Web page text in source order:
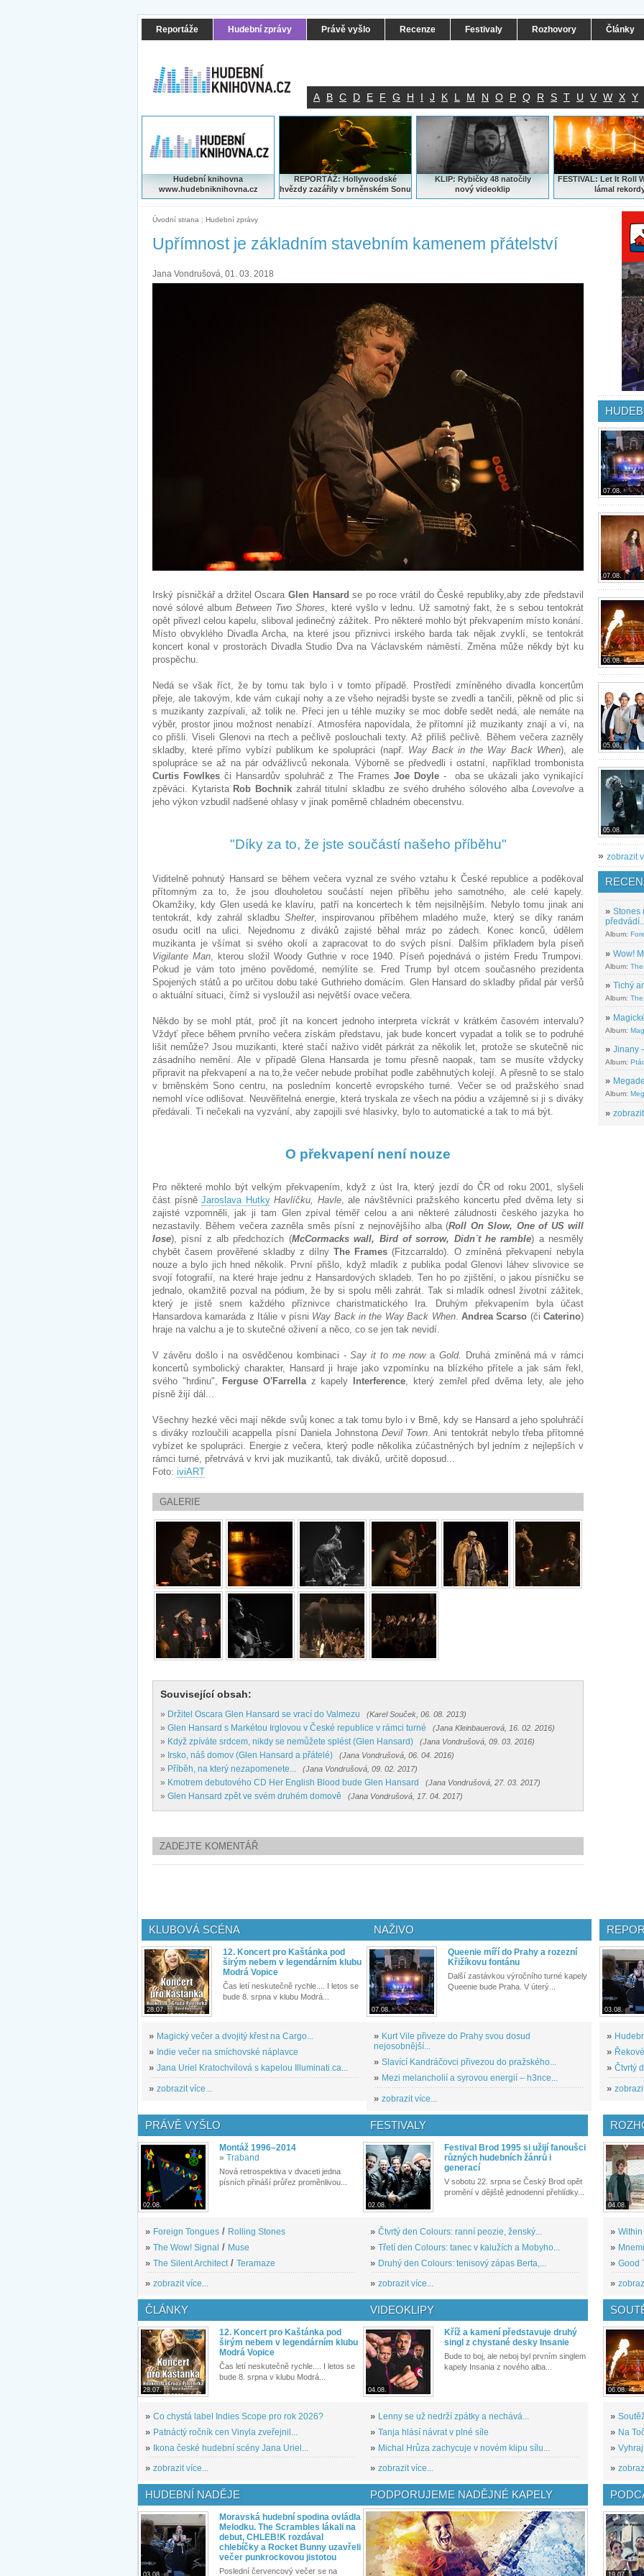
Reportáže Hudební zprávy Právě vyšlo Recenze Festivaly Rozhovory Články
A B C D E F G H I J K L M N O P Q R S T U V W X Y
Hudební knihovna
www.hudebniknihovna.cz
REPORTÁŽ: Hollywoodské
hvězdy zazářily v brněnském Sonu
KLIP: Rybičky 48 natočily
nový videoklip
FESTIVAL: Let It Roll
lámal
Úvodní strana | Hudební zprávy
Upřímnost je základním stavebním kamenem přátelství
Jana Vondrušová, 01. 03. 2018
Irský písničkář a držitel Oscara Glen Hansard se po roce vrátil do České republiky,aby zde představil
nové sólové album Between Two Shores, které vyšlo v lednu. Už samotný fakt, že s sebou tentokrát
opět přivezl celou kapelu, sliboval jedinečný zážitek. Pro některé mohlo být překvapením místo konání.
Místo obvyklého Divadla Archa, na které jsou příznivci irského barda tak nějak zvyklí, se tentokrát
koncert konal v prostorách Divadla Studio Dva na Václavském náměstí. Změna může někdy být ku
prospěchu.
Nedá se však říct, že by tomu tak bylo i v tomto případě. Prostředí zmíněného divadla koncertům
přeje, ale takovým, kde vám cukají nohy a ze všeho nejradši byste se zvedli a tančili, pěkně od plic si
s muzikanty zazpívali, až tolik ne. Přeci jen u téhle muziky se moc dobře sedět nedá, ale nemáte na
výběr, prostor jinou možnost nenabízí. Atmosféra napovídala, že přítomní již muzikanty znají a ví, na
co přišli. Viseli Glenovi na rtech a pečlivě poslouchali texty. Až příliš pečlivě. Během večera zazněly
skladby, které přímo vybízí publikum ke spolupráci (např. Way Back in the Way Back When), ale
spolupráce se až na pár odvážlivců nekonala. Výborně se předvedli i ostatní, například trombonista
Curtis Fowlkesči Hansardův spoluhráč z The Frames Joe Doyle- oba se ukázali jako vynikající
zpěváci. Kytarista Rob Bochnik zahrál titulní skladbu ze svého druhého sólového albaLovevolve a
jeho výkon vzbudil nadšené ohlasy v jinak poměrně chladném obecenstvu.
"Díky za to, že jste součástí našeho příběhu"
Viditelně pohnutý Hansard se během večera vyznal ze svého vztahu k České republice a poděkoval
přítomným za to, že jsou dlouholetou součástí nejen příběhu jeho samotného, ale celé kapely.
Okamžiky, kdy Glen usedá ke klavíru, patří na koncertech k těm nejsilnějším. Nebylo tomu jinak ani
tentokrát, kdy zahrál skladbuShelter, inspirovanou příběhem mladého muže, který se díky ranám
osudu ocitl na ulici. Nejednomu z diváků zajisté běhal mráz po zádech. Konec konců, údělem
muzikanta je všímat si svého okolí a zapracovat to do svých písní. Dalším příkladem byla píseň
Vigilante Man, kterou složil Woody Guthrie v roce 1940. Píseň pojednává o jistém Fredu Trumpovi.
Pokud je vám toto jméno povědomé, nemýlíte se. Fred Trump byl otcem současného prezidenta
Spojených států a po určitou dobu také Guthrieho domácím. Glen Hansard do skladby přidal pár veršů
o aktuální situaci, čímž si vysloužil asi největší ovace večera.
Někdo by se mohl ptát, proč jít na koncert jednoho interpreta víckrát v krátkém časovém intervalu?
Vždyť přece během prvního večera získám představu, jak bude koncert vypadat a tolik se to podruhé
lišit nemůže? Jsou muzikanti, které stačí naživo vidět párkrát za několik let, protože se skutečně nic
zásadního nemění. Ale v případě Glena Hansarda je tomu přesně naopak, tam se musíte vždycky
připravit na překvapení a na to,že večer nebude probíhat podle zaběhnutých kolejí. A přesně to se stalo
v brněnském Sono centru, na posledním koncertě evropského turné. Večer se od pražského snad
nemohl více odlišovat. Neuvěřitelná energie, která tryskala ze všech na pódiu a vzájemně si ji s diváky
předávali. Ti nečekali na vyzvání, aby zapojili své hlasivky, bylo to automatické a tak to má být.
O překvapení není nouze
Pro některé mohlo být velkým překvapením, když z úst Ira, který jezdí do ČR od roku 2001, slyšeli
část písněJaroslava Hutky Havlíčku, Havle, ale návštěvníci pražského koncertu před dvěma lety si
zajisté vzpomněli, jak ji tam Glen zpíval téměř celou a ani některé záludnosti českého jazyka ho
nezastavily. Během večera zazněla směs písní z nejnovějšího alba (Roll On Slow, One of US will
lose), písní z alb předchozích (McCormacks wall, Bird of sorrow, Didn´t he ramble) a nesměly
chybět časem prověřené skladby z dílny The Frames (Fitzcarraldo). O zmíněná překvapení nebyla
nouze a bylo jich hned několik. První přišlo, když mladík z publika podal Glenovi láhev slivovice se
svojí fotografií, na které hraje jednu z Hansardových skladeb. Ten ho po zjištění, o jakou písničku se
jednalo, okamžitě pozval na pódium, že by si spolu měli zahrát. Tak si mladík odnesl životní zážitek,
který je jistě snem každého příznivce charistmatického Ira. Druhým překvapením byla účast
Hansardova kamaráda z Itálie v písni Way Back in the Way Back When. Andrea Scarso (či Caterino)
hraje na valchu a je to skutečné oživení a něco, co se jen tak nevidí.
V závěru došlo i na osvědčenou kombinaci -Say it to me nowaGold.
Druhá zmíněná má v rámci
koncertů symbolický charakter, Hansard ji hraje jako vzpomínku na blízkého přítele a jak sám řekl,
svého "hrdinu", Ferguse O'Farrellaz kapely Interference, který zemřel před dvěma lety, ale jeho
písně žijí dál...
Všechny hezké věci mají někde svůj konec a tak tomu bylo i v Brně, kdy se Hansard a jeho spoluhráčí
s diváky rozloučili acappella písní Daniela JohnstonaDevil Town. Ani tentokrát nebylo třeba přítomné
vybízet ke spolupráci. Energie z večera, který podle několika zúčastněných byl jedním z nejlepších v
rámci turné, přetrvává v krvi jak muzikantů, tak diváků, určitě doposud...
Foto: iviART
GALERIE
Související obsah:
» Držitel Oscara Glen Hansard se vrací do Valmezu (Karel Souček, 06. 08. 2013)
» Glen Hansard s Markétou Irglovou v České republice v rámci turné (Jana Kleinbauerová, 16. 02. 2016)
» Když zpíváte srdcem, nikdy se nemůžete splést (Glen Hansard) (Jana Vondrušová, 09. 03. 2016)
» Irsko, náš domov (Glen Hansard a přátelé) (Jana Vondrušová, 06. 04. 2016)
» Příběh, na který nezapomenete... (Jana Vondrušová, 09. 02. 2017)
» Kmotrem debutového CD Her English Blood bude Glen Hansard (Jana Vondrušová, 27. 03. 2017)
» Glen Hansard zpět ve svém druhém domově (Jana Vondrušová, 17. 04. 2017)
ZADEJTE KOMENTÁŘ
07.08.
07.08.
06.08.
05.08.
05.08.
» zobrazit
» Stones
Album:
» Wow!
Album:
» Tichý
Album:
»
Album:
» Jinany
Album:
»
Album:
»
KLUBOVÁ SCÉNA
28.07.
12. Koncert pro Kaštánka pod
širým nebem v legendárním klubu
Modrá Vopice
Čas letí neskutečně rychle.... I letos se
bude 8. srpna v klubu Modrá...
» Magický večer a dvojitý křest na Cargo...
» Indie večer na smíchovské náplavce
» Jana Uriel Kratochvílová s kapelou Illuminati.ca...
» zobrazit více...
NAŽIVO
07.08.
Queenie míří do Prahy a rozezní
Křižíkovu fontánu
Další zastávkou výročního turné kapely
Queenie bude Praha. V úterý...
» Kurt Vile přiveze do Prahy svou dosud
nejosobnější...
» Slavící Kandráčovci přivezou do pražského...
» Mezi melancholií a syrovou energií – h3nce...
» zobrazit více...
03.08.
»
»
» Čtvrtý
»
PRÁVĚ VYŠLO
02.08.
Montáž 1996–2014
» Traband
Nová retrospektiva v dvaceti jedna
písních přináší průřez proměnlivou...
» Foreign Tongues / Rolling Stones
» The Wow! Signal / Muse
» The Silent Architect / Teramaze
» zobrazit více...
FESTIVALY
02.08.
Festival Brod 1995 si užijí fanoušci
různých hudebních žánrů i
generací
V sobotu 22. srpna se Český Brod opět
promění v dějiště jednodenní přehlídky...
» Čtvrtý den Colours: ranní peozie, ženský...
» Třetí den Colours: tanec v kalužích a Mobyho...
» Druhý den Colours: tenisový zápas Berta,...
» zobrazit více...
04.08.
»
»
» Good
»
ČLÁNKY
28.07.
12. Koncert pro Kaštánka pod
širým nebem v legendárním klubu
Modrá Vopice
Čas letí neskutečně rychle.... I letos se
bude 8. srpna v klubu Modrá...
» Co chystá label Indies Scope pro rok 2026?
» Patnáctý ročník cen Vinyla zveřejnil...
»
Ikona české hudební scény Jana Uriel...
» zobrazit více...
VIDEOKLIPY
04.08.
Kříž a kamení představuje druhý
singl z chystané desky Insanie
Bude to boj, ale neboj byl prvním singlem
kapely Insania z nového alba...
» Lenny se už nedrží zpátky a nechává...
» Tanja hlásí návrat v plné síle
» Michal Hrůza zachycuje v novém klipu sílu...
» zobrazit více...
06.08.
»
» Na
»
»
HUDEBNÍ NADĚJE
Moravská hudební spodina ovládla
Melodku. The Scrambles lákali na
debut, CHLEB!K rozdával
chlebíčky a Rocket Bunny uzavřeli
večer punkrockovou jistotou
Poslední červencový večer se na
PODPORUJEME NADĚJNÉ KAPELY